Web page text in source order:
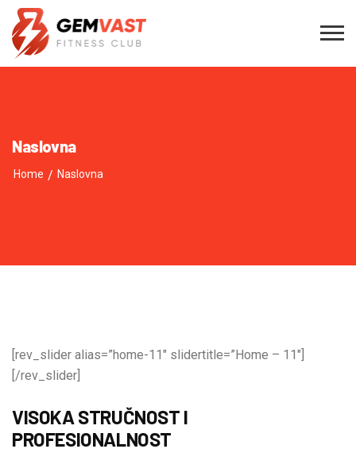
Naslovna
Home / Naslovna
[rev_slider alias=”home-11″ slidertitle=”Home – 11″]
[/rev_slider]
VISOKA STRUČNOST I
PROFESIONALNOST